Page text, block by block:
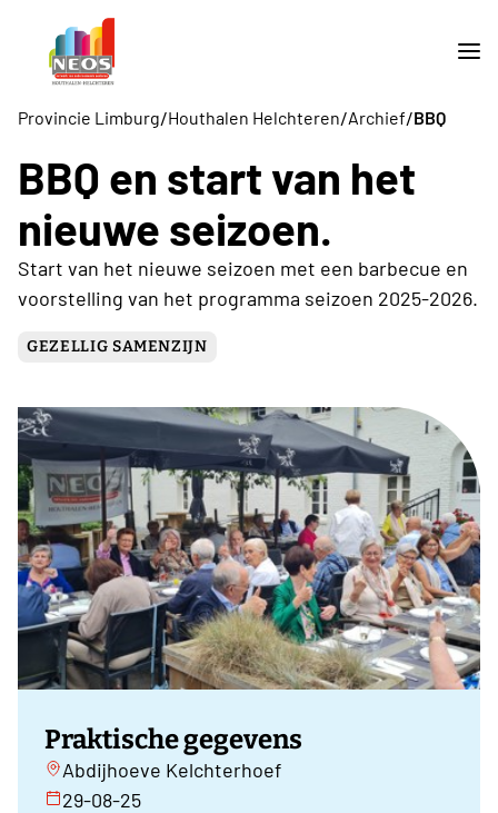
Provincie Limburg/Houthalen Helchteren/Archief/BBQ
BBQ en start van het
nieuwe seizoen.
Start van het nieuwe seizoen met een barbecue en
voorstelling van het programma seizoen 2025-2026.
GEZELLIG SAMENZIJN
Praktische gegevens
Abdijhoeve Kelchterhoef
29-08-25